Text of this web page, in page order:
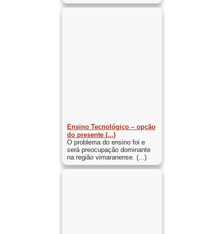
Ensino Tecnológico – opção
do presente (...)
O problema do ensino foi e
será preocupação dominante
na região vimaranense. (...)